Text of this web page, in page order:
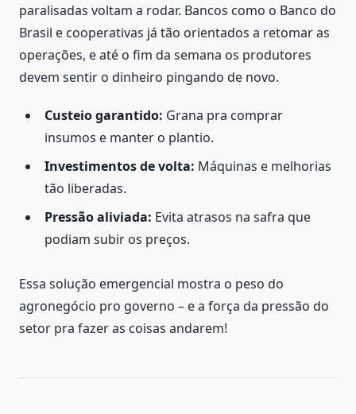
paralisadas voltam a rodar. Bancos como o Banco do
Brasil e cooperativas já tão orientados a retomar as
operações, e até o fim da semana os produtores
devem sentir o dinheiro pingando de novo.
Custeio garantido: Grana pra comprar
insumos e manter o plantio.
Investimentos de volta: Máquinas e melhorias
tão liberadas.
Pressão aliviada: Evita atrasos na safra que
podiam subir os preços.
Essa solução emergencial mostra o peso do
agronegócio pro governo – e a força da pressão do
setor pra fazer as coisas andarem!